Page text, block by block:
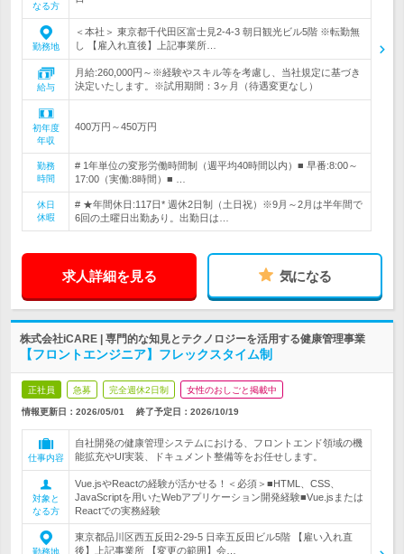
なる方
勤務地
＜本社＞ 東京都千代田区富士見2-4-3 朝日観光ビル5階 ※転勤無
し 【雇入れ直後】上記事業所…
給与
月給:260,000円～※経験やスキル等を考慮し、当社規定に基づき
決定いたします。※試用期間：3ヶ月（待遇変更なし）
初年度
年収
400万円～450万円
勤務
時間
# 1年単位の変形労働時間制（週平均40時間以内）■ 早番:8:00～
17:00（実働:8時間）■ …
休日
休暇
# ★年間休日:117日* 週休2日制（土日祝）※9月～2月は半年間で
6回の土曜日出勤あり。出勤日は…
求人詳細を見る 気になる
株式会社iCARE | 専門的な知見とテクノロジーを活用する健康管理事業
【フロントエンジニア】フレックスタイム制
正社員 急募 完全週休2日制 女性のおしごと掲載中
情報更新日：2026/05/01 終了予定日： 2026/10/19
仕事内容
自社開発の健康管理システムにおける、フロントエンド領域の機
能拡充やUI実装、ドキュメント整備等をお任せします。
対象と
なる方
Vue.jsやReactの経験が活かせる！＜必須＞■HTML、CSS、
JavaScriptを用いたWebアプリケーション開発経験■Vue.jsまたは
Reactでの実務経験
勤務地
東京都品川区西五反田2-29-5 日幸五反田ビル5階 【雇い入れ直
後】上記事業所 【変更の範囲】会…